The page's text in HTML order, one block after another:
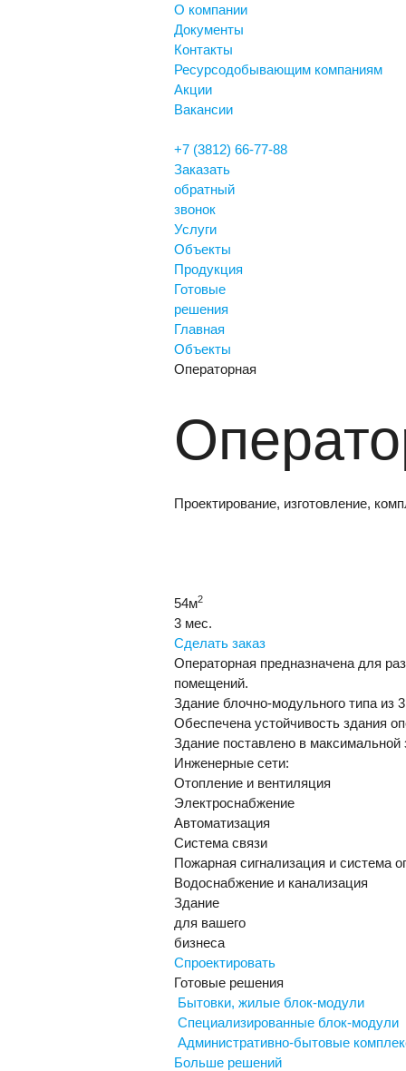
О компании
Документы
Контакты
Ресурсодобывающим компаниям
Акции
Вакансии
+7 (3812) 66-77-88
Заказать
обратный
звонок
Услуги
Объекты
Продукция
Готовые
решения
Главная
Объекты
Операторная
Проектирование, изготовление,
54м2
3 мес.
Сделать заказ
Операторная предназначена для
помещений.
Здание блочно-модульного типа из
Обеспечена устойчивость здания
Здание поставлено в максимальной
Инженерные сети:
Отопление и вентиляция
Электроснабжение
Автоматизация
Система связи
Пожарная сигнализация и система
Водоснабжение и канализация
Здание
для вашего
бизнеса
Спроектировать
Готовые решения
Бытовки, жилые блок-модули
Специализированные блок-модули
Административно-бытовые
Больше решений